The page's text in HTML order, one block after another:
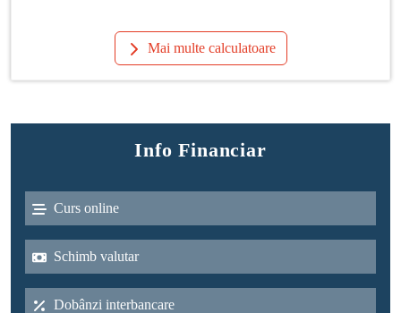
Mai multe calculatoare
Info Financiar
Curs online
Schimb valutar
Dobânzi interbancare